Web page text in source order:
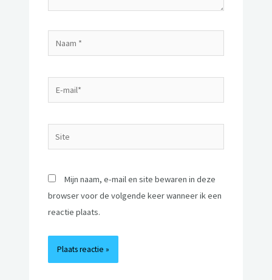
Mijn naam, e-mail en site bewaren in deze
browser voor de volgende keer wanneer ik een
reactie plaats.